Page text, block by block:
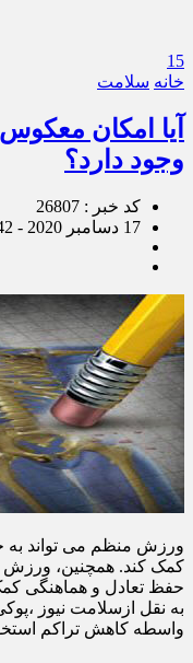
15
خانه سلامت
آیا امکان
وجود دارد؟
کد خبر : 26807
17 دسامبر 2020 - 10:42
ورزش منظم می تواند به
کمک کند. همچنین،
حفظ تعادل و هماهنگی
به نقل ازسلامت نیوز
واسطه کاهش تراکم